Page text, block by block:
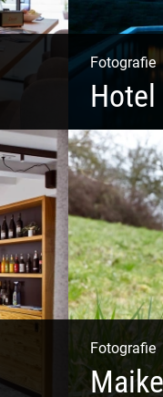
Fotografie
eine Oase
Fotografie